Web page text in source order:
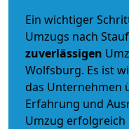
Ein wichtiger
Umzugs nach
zuverlässigen
Wolfsburg. Es ist
das Unternehmen
Erfahrung und
Umzug